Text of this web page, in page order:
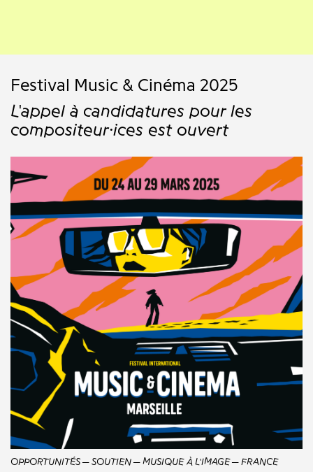
Festival Music & Cinéma 2025
L'appel à candidatures pour les
compositeur·ices est ouvert
OPPORTUNITÉS SOUTIEN MUSIQUE À L'IMAGE FRANCE